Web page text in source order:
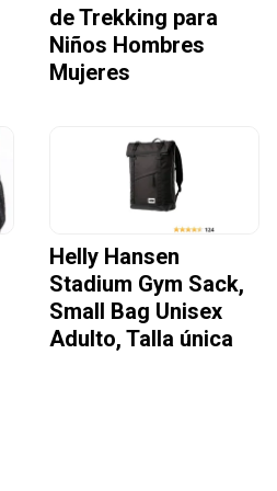
de Trekking para
Niños Hombres
Mujeres
Helly Hansen
Stadium Gym Sack,
Small Bag Unisex
Adulto, Talla única